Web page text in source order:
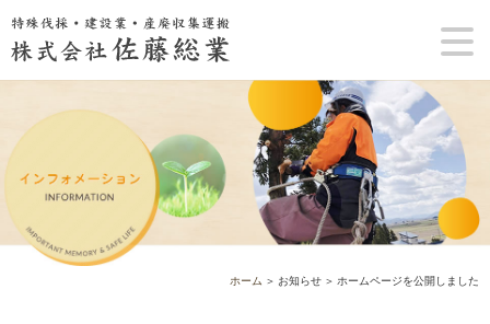
ホーム ＞ お知らせ ＞ ホームページを公開しました